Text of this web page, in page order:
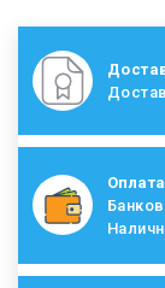
Оплата